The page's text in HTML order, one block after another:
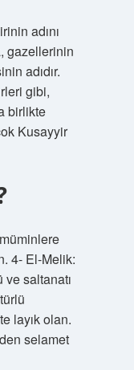
adını
gazellerinin
adıdır.
gibi,
birlikte
Kusayyir
4- El-Melik:
saltanatı
layık olan.
selamet